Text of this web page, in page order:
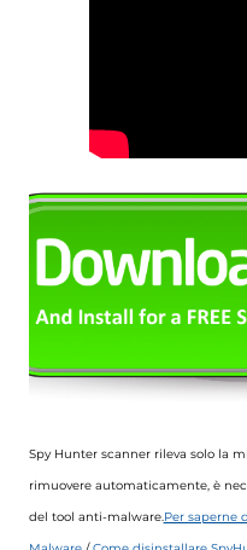
Spy Hunter scanner rileva solo la
rimuovere automaticamente, è
del tool anti-malware.Per saperne